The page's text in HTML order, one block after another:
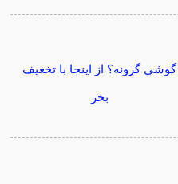
گوشی گرونه؟ از اینجا با تخغیف
بخر